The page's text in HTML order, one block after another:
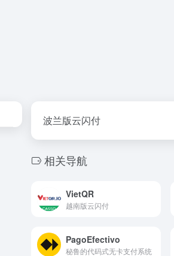
波兰版云闪付
相关导航
VietQR
越南版云闪付
PagoEfectivo
秘鲁的代码式无卡支付系统